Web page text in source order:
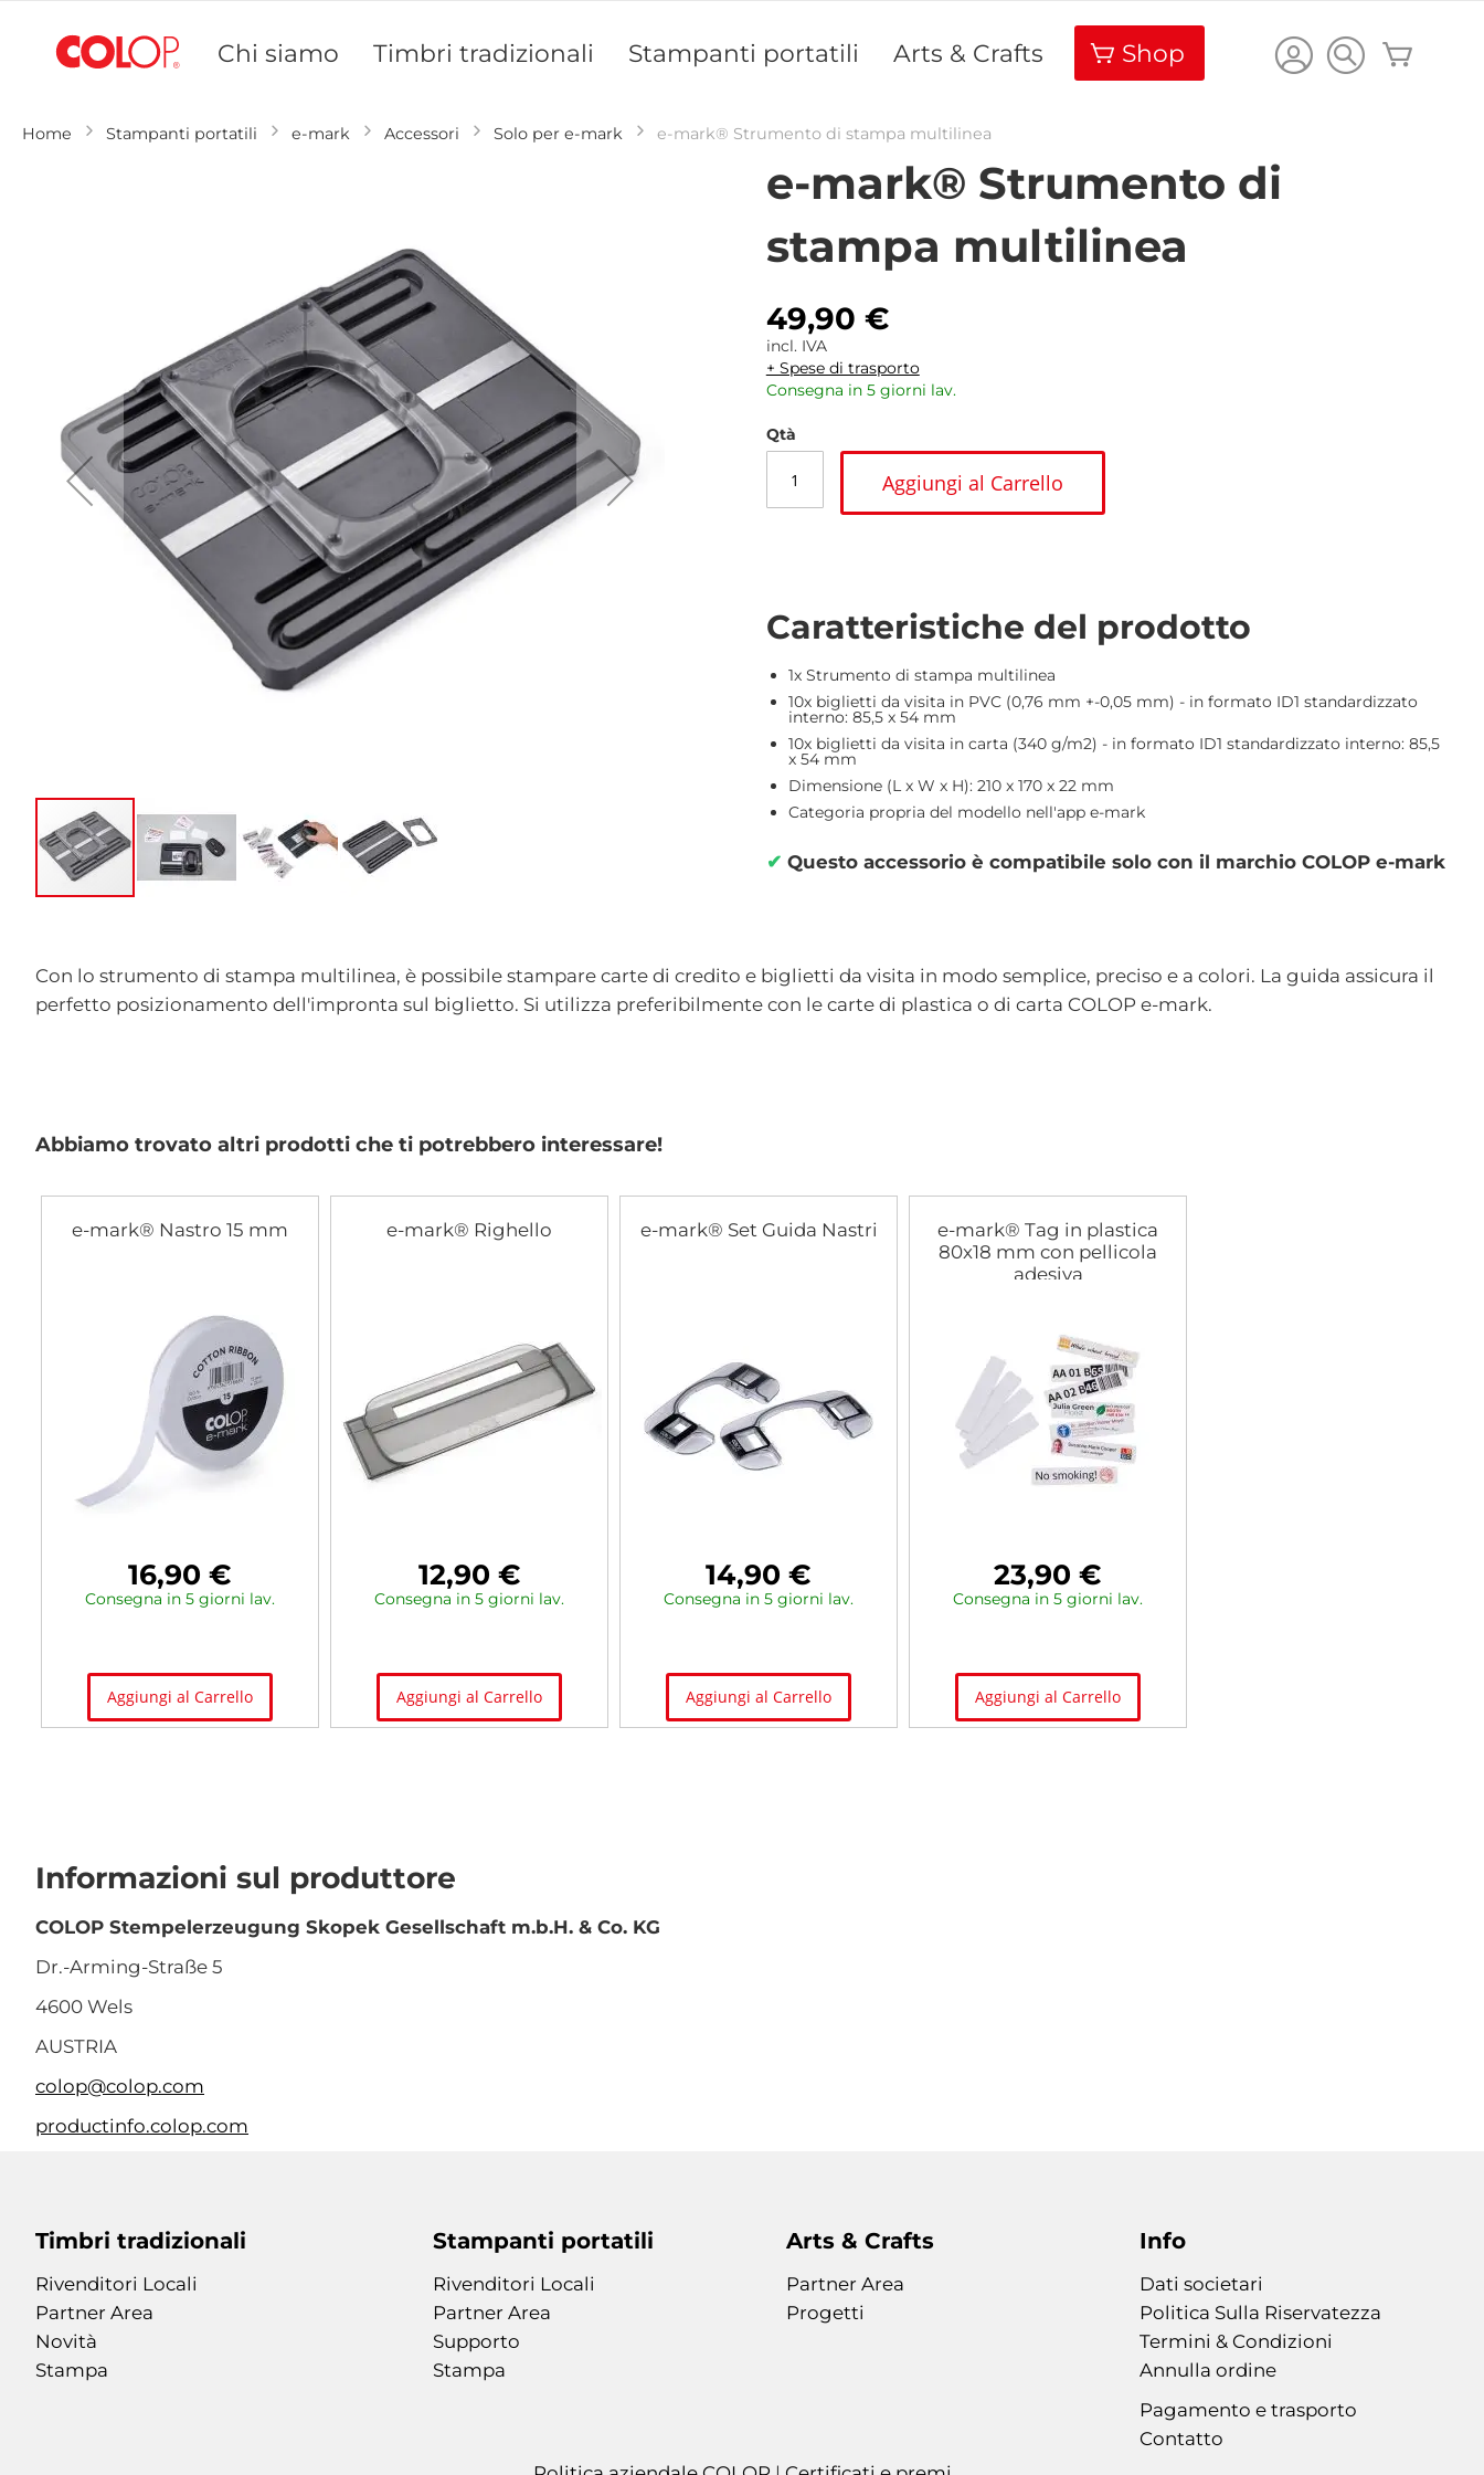
contenuto
Chi siamo Timbri tradizionali Stampanti portatili Arts & Crafts Shop
Home Stampanti portatili e-mark Accessori Solo per e-mark e-mark® Strumento di stampa multilinea
galleria
di
immagini
e-mark® Strumento di
stampa multilinea
49,90 €
incl. IVA
+ Spese di trasporto
Consegna in 5 giorni lav.
Qtà
Aggiungi al Carrello
Caratteristiche del prodotto
1x Strumento di stampa multilinea
10x biglietti da visita in PVC (0,76 mm +-0,05 mm) - in formato ID1 standardizzato
interno: 85,5 x 54 mm
10x biglietti da visita in carta (340 g/m2) - in formato ID1 standardizzato interno: 85,5
x 54 mm
Dimensione (L x W x H): 210 x 170 x 22 mm
Categoria propria del modello nell'app e-mark
✔ Questo accessorio è compatibile solo con il marchio COLOP e-mark
Con lo strumento di stampa multilinea, è possibile stampare carte di credito e biglietti da visita in modo semplice, preciso e a colori. La guida assicura il
perfetto posizionamento dell'impronta sul biglietto. Si utilizza preferibilmente con le carte di plastica o di carta COLOP e-mark.
Abbiamo trovato altri prodotti che ti potrebbero interessare!
e-mark® Nastro 15 mm
16,90 €
Consegna in 5 giorni lav.
Aggiungi al Carrello
e-mark® Righello
12,90 €
Consegna in 5 giorni lav.
Aggiungi al Carrello
e-mark® Set Guida Nastri
14,90 €
Consegna in 5 giorni lav.
Aggiungi al Carrello
e-mark® Tag in plastica
80x18 mm con pellicola
adesiva
23,90 €
Consegna in 5 giorni lav.
Aggiungi al Carrello
Informazioni sul produttore
COLOP Stempelerzeugung Skopek Gesellschaft m.b.H. & Co. KG
Dr.-Arming-Straße 5
4600 Wels
AUSTRIA
colop@colop.com
productinfo.colop.com
Timbri tradizionali
Rivenditori Locali
Partner Area
Novità
Stampa
Stampanti portatili
Rivenditori Locali
Partner Area
Supporto
Stampa
Arts & Crafts
Partner Area
Progetti
Info
Dati societari
Politica Sulla Riservatezza
Termini & Condizioni
Annulla ordine
Pagamento e trasporto
Contatto